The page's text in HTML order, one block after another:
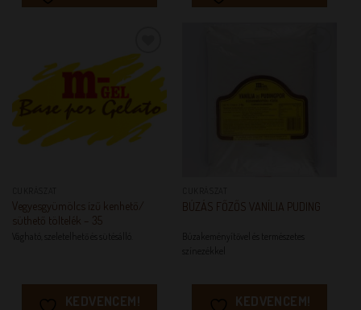
KEDVENCEM!
Vegyesgyümölcs ízű kenhető/
süthető töltelék – 35
Vágható, szeletelhető és sütésálló.
KEDVENCEM!
BÚZÁS FŐZŐS VANÍLIA PUDING
Búzakeményítővel és természetes
színezékkel
KEDVENCEM!